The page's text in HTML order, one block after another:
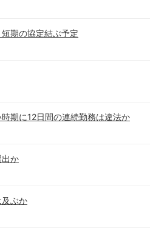
期の協定結ぶ予定
期に12日間の連続勤務は違法か
か
ぶか